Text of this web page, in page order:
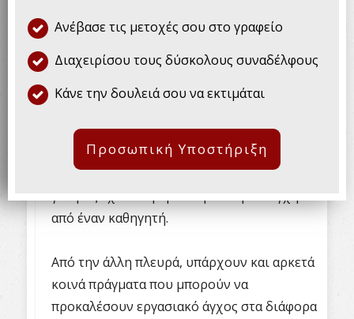
σημαντικό να μάθεις να
διαχειρίζεσαι το εργασιακό
άγχος.
Υπάρχει μεγάλη ποικιλία επαγγελμάτων και
το καθένα από αυτά έχει τις δικές του
πιέσεις και άγχη. Για παράδειγμα ένας
από έναν καθηγητή.
Από την άλλη πλευρά, υπάρχουν και αρκετά
κοινά πράγματα που μπορούν να
προκαλέσουν εργασιακό άγχος στα διάφορα
Ανέβασε τις μετοχές σου στο γραφείο
Διαχειρίσου τους δύσκολους συναδέλφους
Κάνε την δουλειά σου να εκτιμάται
Προσωπική Υποστήριξη